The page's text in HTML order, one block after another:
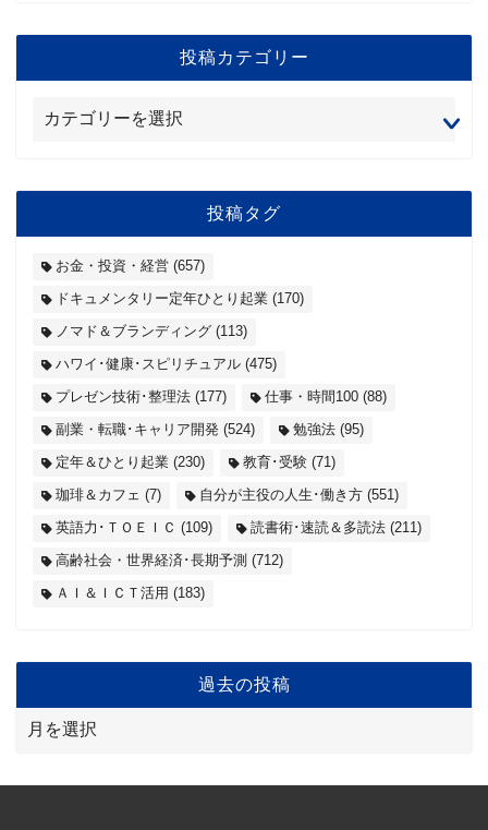
投稿カテゴリー
投稿タグ
お金・投資・経営 (657)
ドキュメンタリー定年ひとり起業 (170)
ノマド＆ブランディング (113)
ハワイ･健康･スピリチュアル (475)
プレゼン技術･整理法 (177) 仕事・時間100 (88)
副業・転職･キャリア開発 (524) 勉強法 (95)
定年＆ひとり起業 (230) 教育･受験 (71)
珈琲＆カフェ (7) 自分が主役の人生･働き方 (551)
英語力･ＴＯＥＩＣ (109) 読書術･速読＆多読法 (211)
高齢社会・世界経済･長期予測 (712)
ＡＩ＆ＩＣＴ活用 (183)
過去の投稿